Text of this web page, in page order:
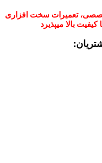
تعمیرات سخت افزاری
کیفیت بالا میپذیرد